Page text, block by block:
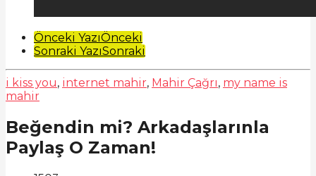
Post
Pagination
Önceki YazıÖnceki
Sonraki YazıSonraki
i kiss you, internet mahir, Mahir Çağrı, my name is
mahir
Beğendin mi? Arkadaşlarınla
Paylaş O Zaman!